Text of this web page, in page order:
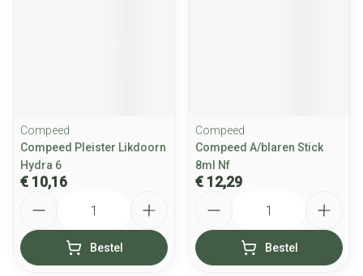
Compeed
Compeed Pleister Likdoorn
Hydra 6
€ 10,16
Bestel
Compeed
Compeed A/blaren Stick
8ml Nf
€ 12,29
Bestel